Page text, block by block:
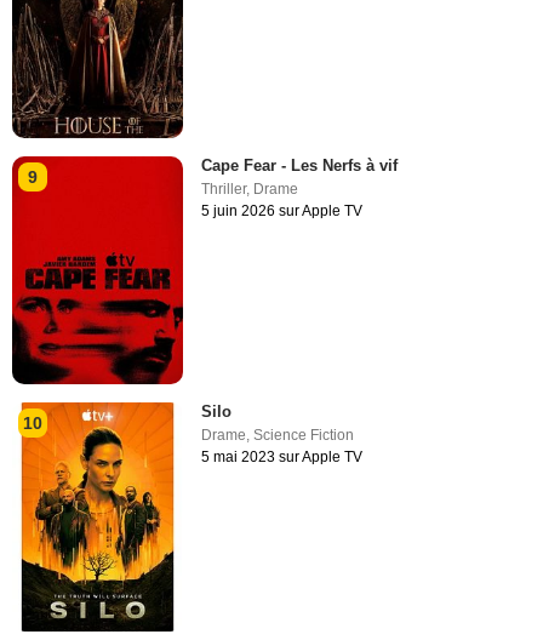
9
Cape Fear - Les Nerfs à vif
Thriller, Drame
5 juin 2026 sur Apple TV
10
Silo
Drame,Science Fiction
5 mai 2023 sur Apple TV